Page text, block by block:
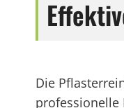
Die
professionelle